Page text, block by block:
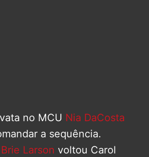
no MCU Nia DaCosta
a sequência.
Brie Larson voltou Carol